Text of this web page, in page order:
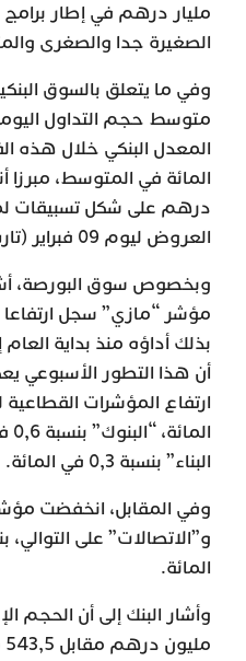
مليار درهم في إطار
الصغيرة جدا والصغرى
وفي ما يتعلق بالسوق
العروض ليوم 09 فبراير (تاريخ الاستحقاق 10 فبراير).
وبخصوص سوق البورصة،
أن هذا التطور
البناء” بنسبة 0,3 في المائة.
وفي المقابل، انخفضت
المائة.